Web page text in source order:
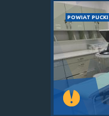
POWIAT PUCKI